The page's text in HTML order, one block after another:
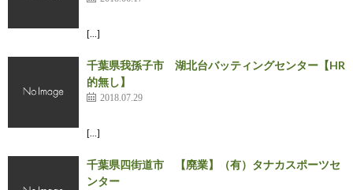
[…]
千葉県我孫子市 湖北台バッティングセンター【HR
的無し】
2018.07.29
[…]
千葉県四街道市 【廃業】（有）タナカスポーツセ
ンター